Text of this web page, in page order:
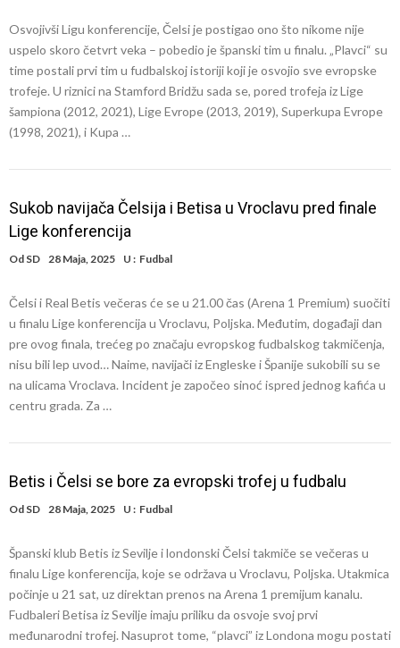
Osvojivši Ligu konferencije, Čelsi je postigao ono što nikome nije
uspelo skoro četvrt veka – pobedio je španski tim u finalu. „Plavci“ su
time postali prvi tim u fudbalskoj istoriji koji je osvojio sve evropske
trofeje. U riznici na Stamford Bridžu sada se, pored trofeja iz Lige
šampiona (2012, 2021), Lige Evrope (2013, 2019), Superkupa Evrope
(1998, 2021), i Kupa …
Sukob navijača Čelsija i Betisa u Vroclavu pred finale
Lige konferencija
Od SD 28 Maja, 2025 U : Fudbal
Čelsi i Real Betis večeras će se u 21.00 čas (Arena 1 Premium) suočiti
u finalu Lige konferencija u Vroclavu, Poljska. Međutim, događaji dan
pre ovog finala, trećeg po značaju evropskog fudbalskog takmičenja,
nisu bili lep uvod… Naime, navijači iz Engleske i Španije sukobili su se
na ulicama Vroclava. Incident je započeo sinoć ispred jednog kafića u
centru grada. Za …
Betis i Čelsi se bore za evropski trofej u fudbalu
Od SD 28 Maja, 2025 U : Fudbal
Španski klub Betis iz Sevilje i londonski Čelsi takmiče se večeras u
finalu Lige konferencija, koje se održava u Vroclavu, Poljska. Utakmica
počinje u 21 sat, uz direktan prenos na Arena 1 premijum kanalu.
Fudbaleri Betisa iz Sevilje imaju priliku da osvoje svoj prvi
međunarodni trofej. Nasuprot tome, “plavci” iz Londona mogu postati